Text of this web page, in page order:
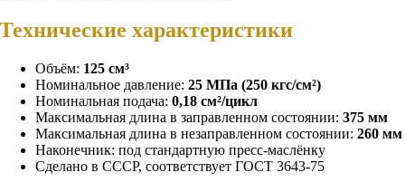
Технические характеристики
Объём: 125 см³
Номинальное давление:25 МПа (250 кгс/см²)
Номинальная подача:0,18 см²/цикл
Максимальная длина в заправленном состоянии:375 мм
Максимальная длина в незаправленном состоянии:260 мм
Наконечник: под стандартную пресс-маслёнку
Сделано в СССР, соответствует ГОСТ 3643-75